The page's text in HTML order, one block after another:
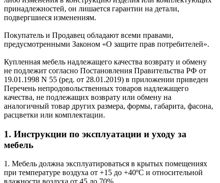
принадлежностей, он лишается гарантии на детали,
подвергшиеся изменениям.
Покупатель и Продавец обладают всеми правами,
предусмотренными Законом «О защите прав потребителей».
Купленная мебель надлежащего качества возврату и обмену
не подлежит согласно Постановления Правительства РФ от
19.01.1998 N 55 (ред. от 28.01.2019) в приложении приведен
Перечень непродовольственных товаров надлежащего
качества, не подлежащих возврату или обмену на
аналогичный товар других размера, формы, габарита, фасона,
расцветки или комплектации.
1. Инструкции по эксплуатации и уходу за
мебель
1. Мебель должна эксплуатироваться в крытых помещениях
при температуре воздуха от +15 до +40ºС и относительной